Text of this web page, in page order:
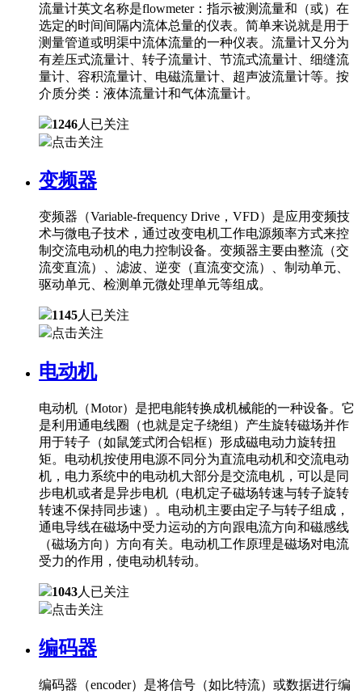
流量计英文名称是flowmeter：指示被测流量和（或）在
选定的时间间隔内流体总量的仪表。简单来说就是用于
测量管道或明渠中流体流量的一种仪表。流量计又分为
有差压式流量计、转子流量计、节流式流量计、细缝流
量计、容积流量计、电磁流量计、超声波流量计等。按
介质分类：液体流量计和气体流量计。
1246人已关注
点击关注
变频器
变频器（Variable-frequency Drive，VFD）是应用变频技
术与微电子技术，通过改变电机工作电源频率方式来控
制交流电动机的电力控制设备。变频器主要由整流（交
流变直流）、滤波、逆变（直流变交流）、制动单元、
驱动单元、检测单元微处理单元等组成。
1145人已关注
点击关注
电动机
电动机（Motor）是把电能转换成机械能的一种设备。它
是利用通电线圈（也就是定子绕组）产生旋转磁场并作
用于转子（如鼠笼式闭合铝框）形成磁电动力旋转扭
矩。电动机按使用电源不同分为直流电动机和交流电动
机，电力系统中的电动机大部分是交流电机，可以是同
步电机或者是异步电机（电机定子磁场转速与转子旋转
转速不保持同步速）。电动机主要由定子与转子组成，
通电导线在磁场中受力运动的方向跟电流方向和磁感线
（磁场方向）方向有关。电动机工作原理是磁场对电流
受力的作用，使电动机转动。
1043人已关注
点击关注
编码器
编码器（encoder）是将信号（如比特流）或数据进行编